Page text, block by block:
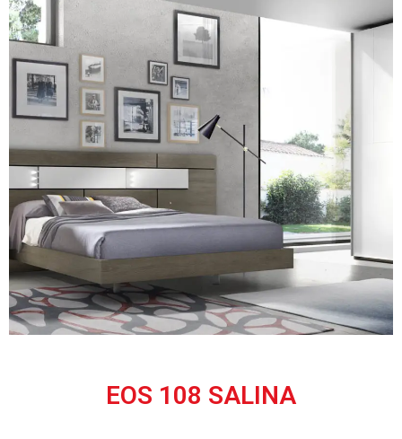
EOS 108 SALINA